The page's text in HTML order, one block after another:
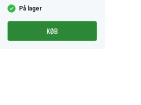
På lager
KØB